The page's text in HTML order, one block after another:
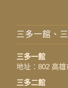
三多一館、
三多一館
地址： 802 高
三多二館